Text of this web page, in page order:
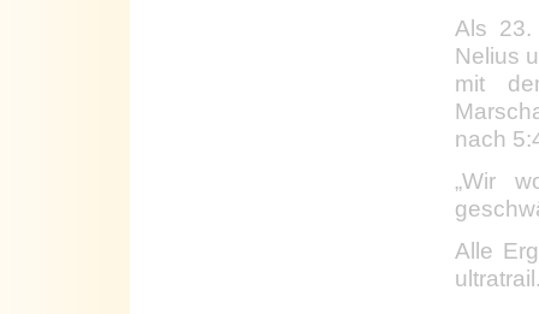
Als 23.
Nelius
mit
nach
„Wir
Alle